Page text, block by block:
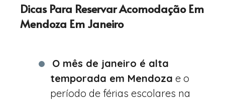
Dicas Para Reservar Acomodação Em
Mendoza Em Janeiro
O mês de janeiro é alta
temporada em Mendoza e o
período de férias escolares na